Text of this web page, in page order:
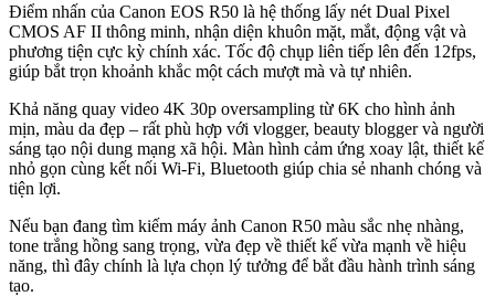
Điểm nhấn của Canon EOS R50 là hệ thống lấy nét Dual Pixel
CMOS AF II thông minh, nhận diện khuôn mặt, mắt, động vật và
phương tiện cực kỳ chính xác. Tốc độ chụp liên tiếp lên đến 12fps,
giúp bắt trọn khoảnh khắc một cách mượt mà và tự nhiên.
Khả năng quay video 4K 30p oversampling từ 6K cho hình ảnh
mịn, màu da đẹp – rất phù hợp với vlogger, beauty blogger và người
sáng tạo nội dung mạng xã hội. Màn hình cảm ứng xoay lật, thiết kế
nhỏ gọn cùng kết nối Wi-Fi, Bluetooth giúp chia sẻ nhanh chóng và
tiện lợi.
Nếu bạn đang tìm kiếm máy ảnh Canon R50 màu sắc nhẹ nhàng,
tone trắng hồng sang trọng, vừa đẹp về thiết kế vừa mạnh về hiệu
năng, thì đây chính là lựa chọn lý tưởng để bắt đầu hành trình sáng
tạo.